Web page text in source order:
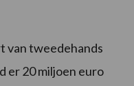
van tweedehands
er 20 miljoen euro